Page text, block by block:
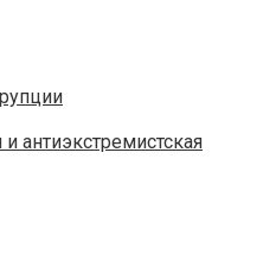
антиэкстремистская